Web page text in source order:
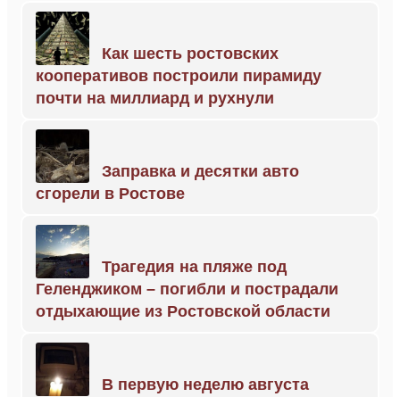
Как шесть ростовских
кооперативов построили пирамиду
почти на миллиард и рухнули
Заправка и десятки авто
сгорели в Ростове
Трагедия на пляже под
Геленджиком – погибли и пострадали
отдыхающие из Ростовской области
В первую неделю августа